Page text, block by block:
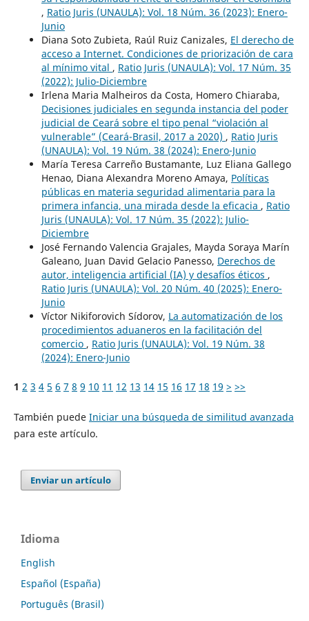
, Ratio Juris (UNAULA): Vol. 18 Núm. 36 (2023): Enero-
Junio
Diana Soto Zubieta, Raúl Ruiz Canizales, El derecho de
acceso a Internet. Condiciones de priorización de cara
al mínimo vital , Ratio Juris (UNAULA): Vol. 17 Núm. 35
(2022): Julio-Diciembre
Irlena Maria Malheiros da Costa, Homero Chiaraba,
Decisiones judiciales en segunda instancia del poder
judicial de Ceará sobre el tipo penal “violación al
vulnerable” (Ceará-Brasil, 2017 a 2020) , Ratio Juris
(UNAULA): Vol. 19 Núm. 38 (2024): Enero-Junio
María Teresa Carreño Bustamante, Luz Eliana Gallego
Henao, Diana Alexandra Moreno Amaya, Políticas
públicas en materia seguridad alimentaria para la
primera infancia, una mirada desde la eficacia , Ratio
Juris (UNAULA): Vol. 17 Núm. 35 (2022): Julio-
Diciembre
José Fernando Valencia Grajales, Mayda Soraya Marín
Galeano, Juan David Gelacio Panesso, Derechos de
autor, inteligencia artificial (IA) y desafíos éticos ,
Ratio Juris (UNAULA): Vol. 20 Núm. 40 (2025): Enero-
Junio
Víctor Nikiforovich Sídorov, La automatización de los
procedimientos aduaneros en la facilitación del
comercio , Ratio Juris (UNAULA): Vol. 19 Núm. 38
(2024): Enero-Junio
1 2 3 4 5 6 7 8 9 10 11 12 13 14 15 16 17 18 19 > >>
También puede Iniciar una búsqueda de similitud avanzada
para este artículo.
Enviar un artículo
Idioma
English
Español (España)
Português (Brasil)